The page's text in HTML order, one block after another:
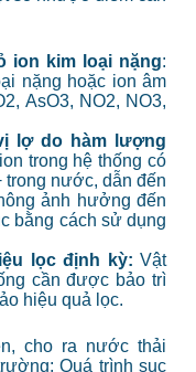
ion kim loại nặng:
nặng hoặc ion âm
AsO3, NO2, NO3,
lợ do hàm lượng
trong hệ thống có
nước, dẫn đến
ảnh hưởng đến
bằng cách sử dụng
lọc định kỳ: Vật
cần được bảo trì
hiệu quả lọc.
cho ra nước thải
Quá trình sục